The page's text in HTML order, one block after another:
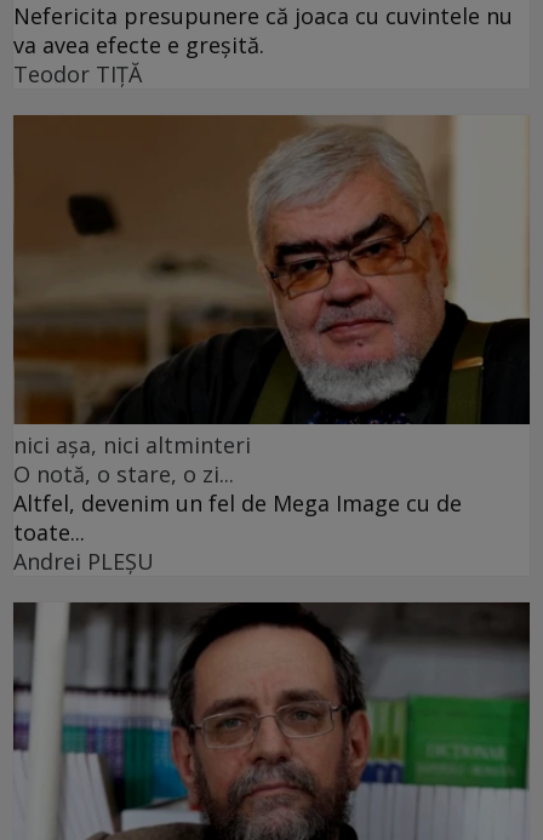
Nefericita presupunere că joaca cu cuvintele nu
va avea efecte e greșită.
Teodor TIŢĂ
nici așa, nici altminteri
O notă, o stare, o zi...
Altfel, devenim un fel de Mega Image cu de
toate...
Andrei PLEŞU